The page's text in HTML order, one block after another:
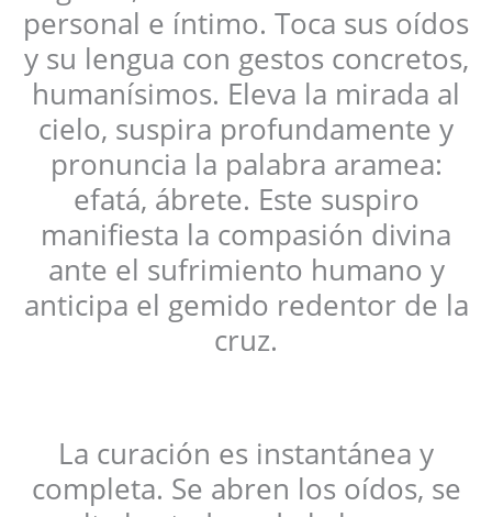
personal e íntimo. Toca sus oídos
y su lengua con gestos concretos,
humanísimos. Eleva la mirada al
cielo, suspira profundamente y
pronuncia la palabra aramea:
efatá, ábrete. Este suspiro
manifiesta la compasión divina
ante el sufrimiento humano y
anticipa el gemido redentor de la
cruz.
La curación es instantánea y
completa. Se abren los oídos, se